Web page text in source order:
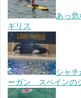
あっ
ギリス
シャ
ーガン スペインの